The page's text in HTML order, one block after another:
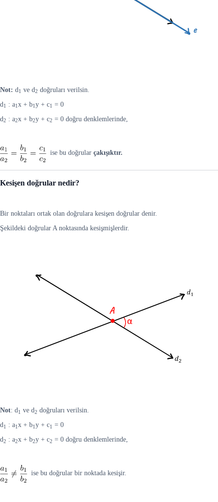
Not: d1 ve d2 doğruları verilsin.
d1 : a1x + b1y + c1 = 0
d2 : a2x + b2y + c2 = 0 doğru denklemlerinde,
ise bu doğrular çakışıktır.
Kesişen doğrular nedir?
Bir noktaları ortak olan doğrulara kesişen doğrular denir.
Şekildeki doğrular A noktasında kesişmişlerdir.
Not: d1 ve d2 doğruları verilsin.
d1 : a1 x + b1 y + c1
= 0
d2 : a2x + b2y + c2 = 0 doğru denklemlerinde,
ise bu doğrular bir noktada kesişir.